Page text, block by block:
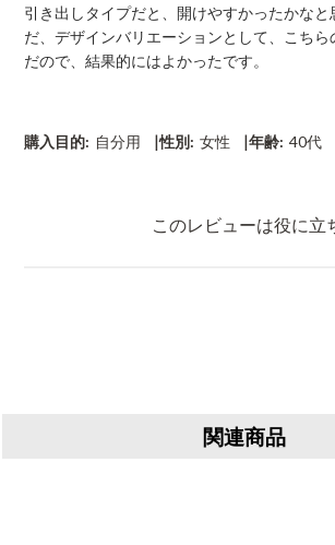
引き出しタイプだと、開けやすかったかなと
だ、デザインバリエーションとして、こちら
だので、結果的にはよかったです。
購入目的: 自分用 |性別: 女性 |年齢: 40代
このレビューは役に立
関連商品